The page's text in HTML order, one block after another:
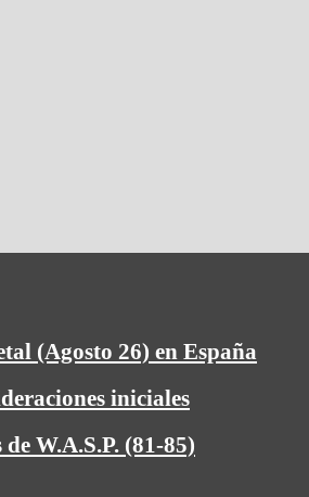
(Agosto 26) en España
iniciales
W.A.S.P. (81-85)